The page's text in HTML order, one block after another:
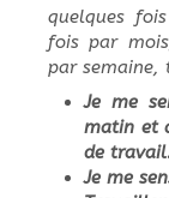
quelques
fois par
par semaine,
Je me
matin et
de
Je me